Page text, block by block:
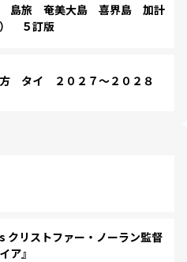
島旅 奄美大島 喜界島 加計
） ５訂版
タイ ２０２７～２０２８
リストファー・ノーラン監督
ア』